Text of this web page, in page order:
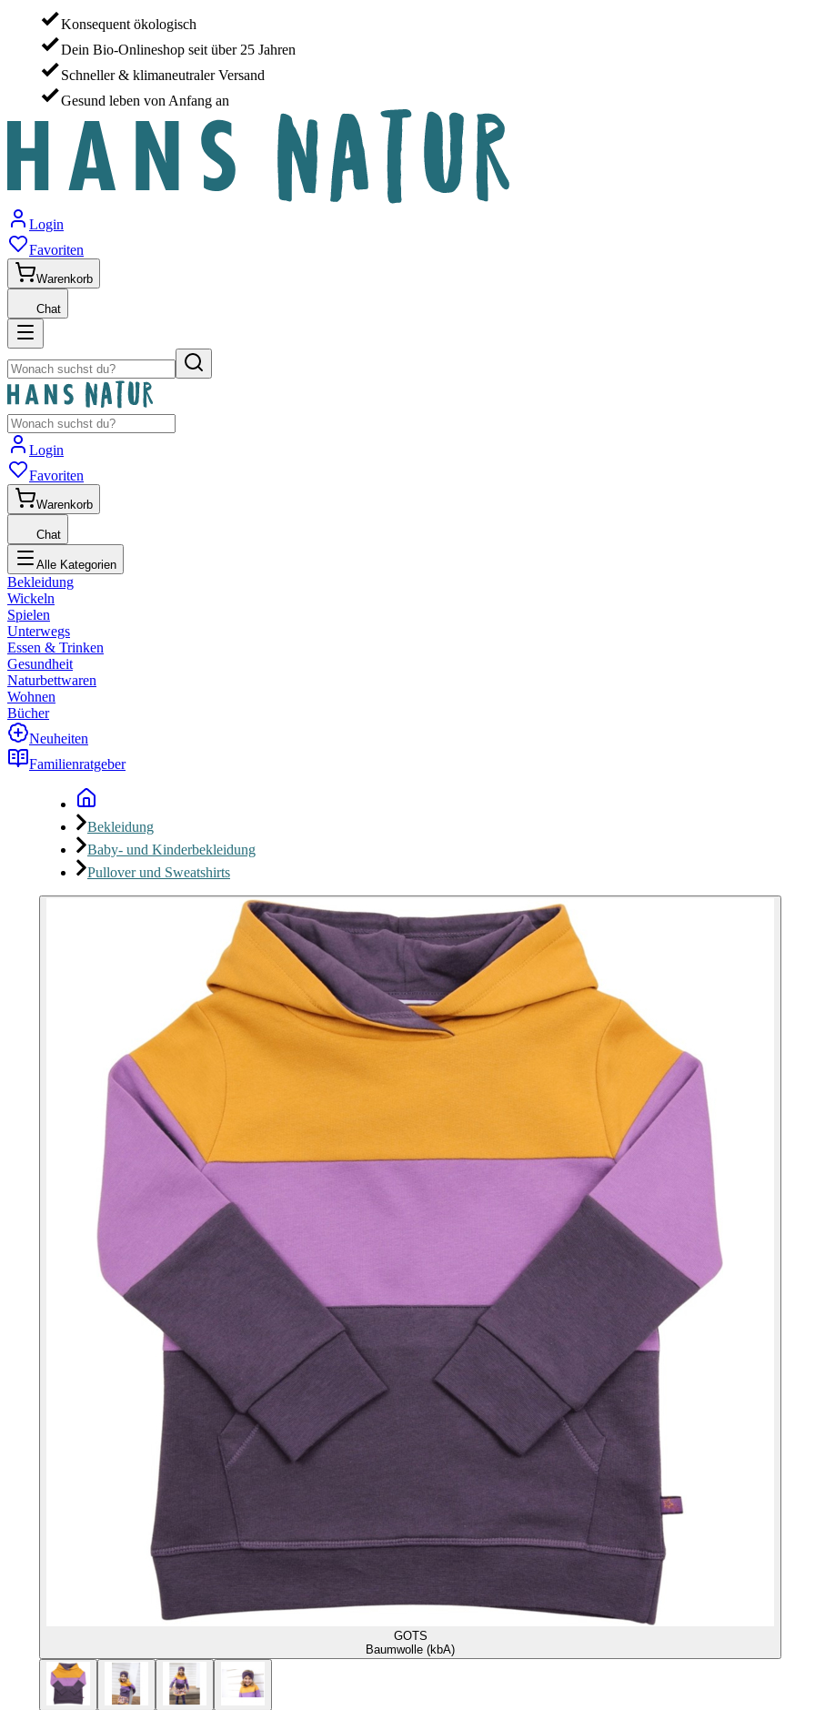
Konsequent ökologisch
Dein Bio-Onlineshop seit über 25 Jahren
Schneller & klimaneutraler Versand
Gesund leben von Anfang an
Login
Favoriten
Warenkorb
Chat
Login
Favoriten
Warenkorb
Chat
Alle Kategorien
Bekleidung
Wickeln
Spielen
Unterwegs
Essen & Trinken
Gesundheit
Naturbettwaren
Wohnen
Bücher
Neuheiten
Familienratgeber
Bekleidung
Baby- und Kinderbekleidung
Pullover und Sweatshirts
GOTS
Baumwolle (kbA)